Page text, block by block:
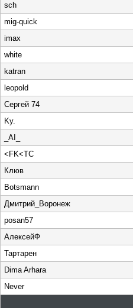
sch
mig-quick
imax
white
katran
leopold
Сергей 74
Ky.
_AI_
<FK<TC
Клюв
Botsmann
Дмитрий_Воронеж
posan57
АлексейФ
Тартарен
Dima Arhara
Never